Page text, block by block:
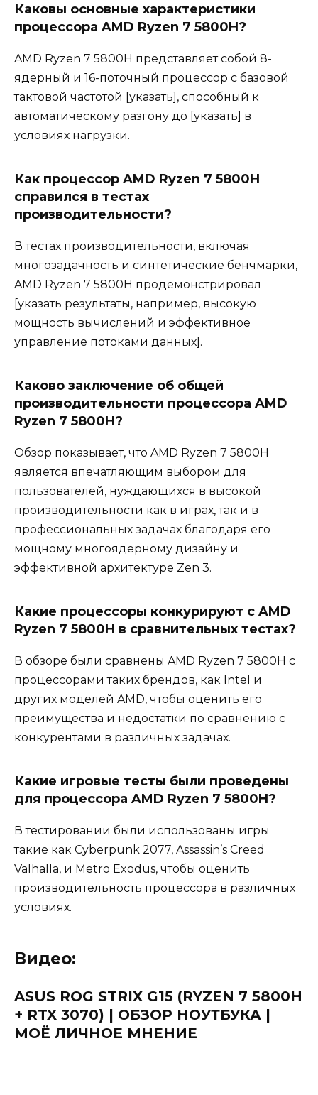
Каковы основные характеристики
процессора AMD Ryzen 7 5800H?
AMD Ryzen 7 5800H представляет собой 8-
ядерный и 16-поточный процессор с базовой
тактовой частотой [указать], способный к
автоматическому разгону до [указать] в
условиях нагрузки.
Как процессор AMD Ryzen 7 5800H
справился в тестах
производительности?
В тестах производительности, включая
многозадачность и синтетические бенчмарки,
AMD Ryzen 7 5800H продемонстрировал
[указать результаты, например, высокую
мощность вычислений и эффективное
управление потоками данных].
Каково заключение об общей
производительности процессора AMD
Ryzen 7 5800H?
Обзор показывает, что AMD Ryzen 7 5800H
является впечатляющим выбором для
пользователей, нуждающихся в высокой
производительности как в играх, так и в
профессиональных задачах благодаря его
мощному многоядерному дизайну и
эффективной архитектуре Zen 3.
Какие процессоры конкурируют с AMD
Ryzen 7 5800H в сравнительных тестах?
В обзоре были сравнены AMD Ryzen 7 5800H с
процессорами таких брендов, как Intel и
других моделей AMD, чтобы оценить его
преимущества и недостатки по сравнению с
конкурентами в различных задачах.
Какие игровые тесты были проведены
для процессора AMD Ryzen 7 5800H?
В тестировании были использованы игры
такие как Cyberpunk 2077, Assassin’s Creed
Valhalla, и Metro Exodus, чтобы оценить
производительность процессора в различных
условиях.
Видео:
ASUS ROG STRIX G15 (RYZEN 7 5800H
+ RTX 3070) | ОБЗОР НОУТБУКА |
МОЁ ЛИЧНОЕ МНЕНИЕ